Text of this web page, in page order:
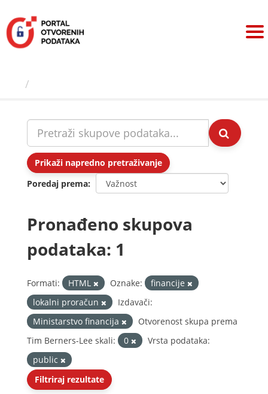
sadržaj
Prikaži napredno pretraživanje
Poredaj prema
Pronađeno skupova
podataka: 1
Formati: HTML Oznake:
financije
lokalni proračun
Izdavači:
Ministarstvo financija
Otvorenost skupa prema
Tim Berners-Lee skali:
0
Vrsta podataka:
public
Filtriraj rezultate